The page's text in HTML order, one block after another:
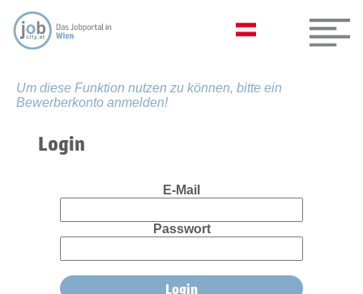
Um diese Funktion nutzen zu können, bitte ein
Bewerberkonto anmelden!
Login
E-Mail
Passwort